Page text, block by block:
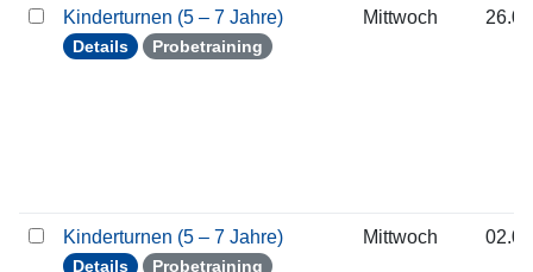
Kinderturnen (5 – 7 Jahre)
Details Probetraining
Mittwoch
Kinderturnen (5 – 7 Jahre)
Details Probetraining
Mittwoch